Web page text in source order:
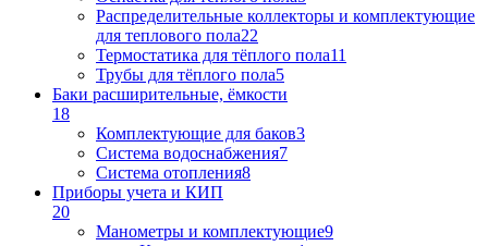
Распределительные коллекторы и комплектующие
для теплового пола22
Термостатика для тёплого пола11
Трубы для тёплого пола5
Баки расширительные, ёмкости
18
Комплектующие для баков3
Система водоснабжения7
Система отопления8
Приборы учета и КИП
20
Манометры и комплектующие9